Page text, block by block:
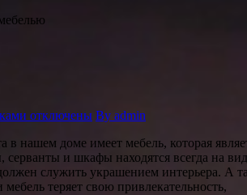
отключены By admin
в нашем доме имеет мебель, которая
серванты и шкафы находятся всегда на
служить украшением интерьера. А
теряет свою привлекательность,